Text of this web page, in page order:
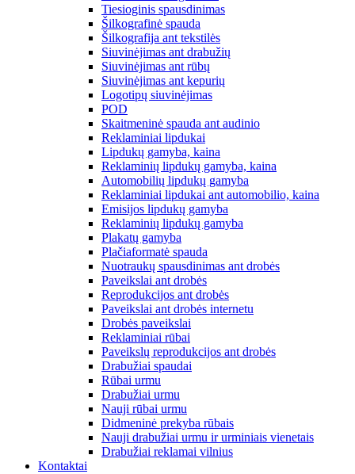
Tiesioginis spausdinimas
Šilkografinė spauda
Šilkografija ant tekstilės
Siuvinėjimas ant drabužių
Siuvinėjimas ant rūbų
Siuvinėjimas ant kepurių
Logotipų siuvinėjimas
POD
Skaitmeninė spauda ant audinio
Reklaminiai lipdukai
Lipdukų gamyba, kaina
Reklaminių lipdukų gamyba, kaina
Automobilių lipdukų gamyba
Reklaminiai lipdukai ant automobilio, kaina
Emisijos lipdukų gamyba
Reklaminių lipdukų gamyba
Plakatų gamyba
Plačiaformatė spauda
Nuotraukų spausdinimas ant drobės
Paveikslai ant drobės
Reprodukcijos ant drobės
Paveikslai ant drobės internetu
Drobės paveikslai
Reklaminiai rūbai
Paveikslų reprodukcijos ant drobės
Drabužiai spaudai
Rūbai urmu
Drabužiai urmu
Nauji rūbai urmu
Didmeninė prekyba rūbais
Nauji drabužiai urmu ir urminiais vienetais
Drabužiai reklamai vilnius
Kontaktai